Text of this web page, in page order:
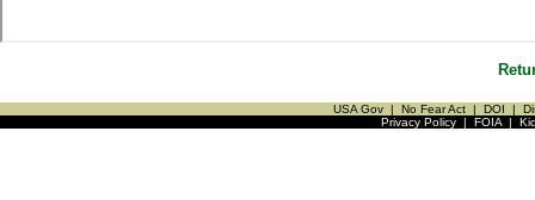
USA Gov | No Fear Act | DOI |
Privacy Policy| FOIA|